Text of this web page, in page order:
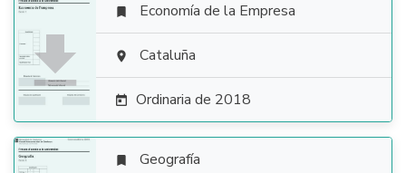

 Economía de la Empresa
 Cataluña
 Ordinaria de 2018
 Geografía